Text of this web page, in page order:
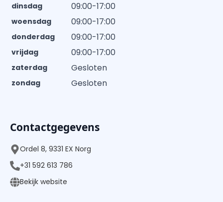
dinsdag 09:00-17:00
woensdag 09:00-17:00
donderdag 09:00-17:00
vrijdag 09:00-17:00
zaterdag Gesloten
zondag Gesloten
Contactgegevens
Ordel 8, 9331 EX Norg
+31 592 613 786
Bekijk website